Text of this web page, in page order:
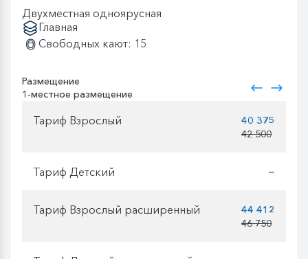
Двухместная одноярусная
Главная
Свободных кают: 15
Размещение
1-местное размещение
Тариф Взрослый
40 375
42 500
Тариф Детский —
Тариф Взрослый расширенный
44 412
46 750